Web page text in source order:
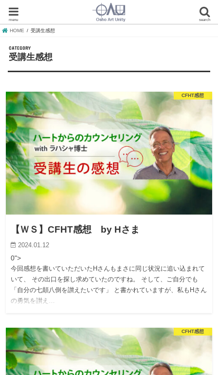
search
menu
HOME 受講生感想
受講生感想
CFHT感想
【ＷＳ】CFHT感想 by Hさま
2024.01.12
0">
今回感想を書いていただいたHさんもまさに同じ状況に追い込まれて
いて、 その出口を探し求めていたのですね。 そして、ご自分でも
「自分の七顛八倒を讃えたいです」 と書かれていますが、私もHさん
の勇気を讃え…
CFHT感想